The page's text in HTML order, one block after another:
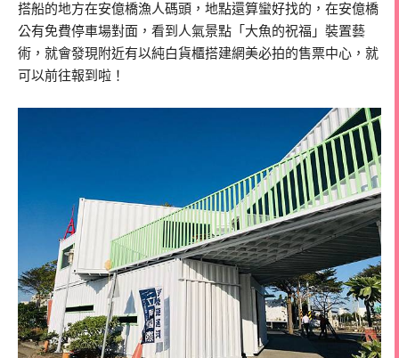
搭船的地方在安億橋漁人碼頭，地點還算蠻好找的，在安億橋
公有免費停車場對面，看到人氣景點「大魚的祝福」裝置藝
術，就會發現附近有以純白貨櫃搭建網美必拍的售票中心，就
可以前往報到啦！